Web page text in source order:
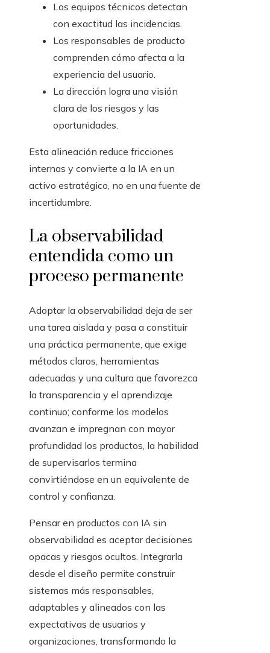
Los equipos técnicos detectan
con exactitud las incidencias.
Los responsables de producto
comprenden cómo afecta a la
experiencia del usuario.
La dirección logra una visión
clara de los riesgos y las
oportunidades.
Esta alineación reduce fricciones
internas y convierte a la IA en un
activo estratégico, no en una fuente de
incertidumbre.
La observabilidad
entendida como un
proceso permanente
Adoptar la observabilidad deja de ser
una tarea aislada y pasa a constituir
una práctica permanente, que exige
métodos claros, herramientas
adecuadas y una cultura que favorezca
la transparencia y el aprendizaje
continuo; conforme los modelos
avanzan e impregnan con mayor
profundidad los productos, la habilidad
de supervisarlos termina
convirtiéndose en un equivalente de
control y confianza.
Pensar en productos con IA sin
observabilidad es aceptar decisiones
opacas y riesgos ocultos. Integrarla
desde el diseño permite construir
sistemas más responsables,
adaptables y alineados con las
expectativas de usuarios y
organizaciones, transformando la